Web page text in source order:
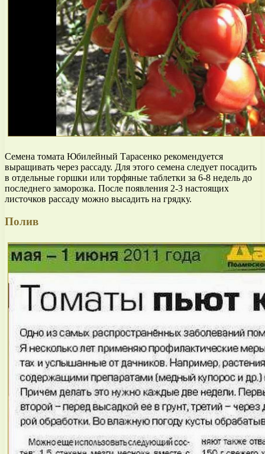
Семена томата Юбилейный Тарасенко рекомендуется
выращивать через рассаду. Для этого семена следует посадить
в отдельные горшки или торфяные таблетки за 6-8 недель до
последнего заморозка. После появления 2-3 настоящих
листочков рассаду можно высадить на грядку.
Полив